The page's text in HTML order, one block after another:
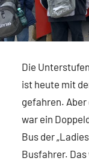
Die
ist heute mit
gefahren.
war ein
Bus der
Busfahrer. Das